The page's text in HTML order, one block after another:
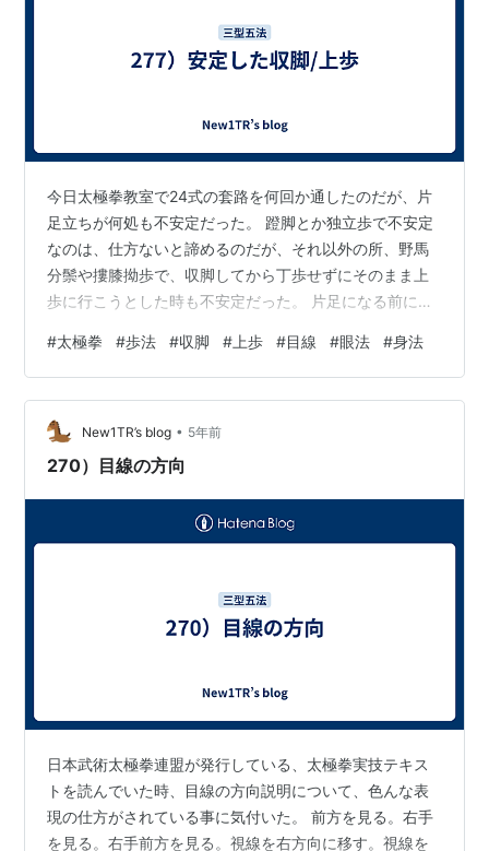
今日太極拳教室で24式の套路を何回か通したのだが、片
足立ちが何処も不安定だった。 蹬脚とか独立歩で不安定
なのは、仕方ないと諦めるのだが、それ以外の所、野馬
分鬃や摟膝拗歩で、収脚してから丁歩せずにそのまま上
歩に行こうとした時も不安定だった。 片足になる前に十
って居る積りだが、どうしても安定した収脚/上歩が出来
ない。 途中で先生から、「目線を上げて下さい、腰の位
置が足の真上に来てから片足になってください、そうす
れば、安定しますよ」と注意が有った。 これまでも、安
定した収脚/上歩をする為の注意事項はたくさん聞いた。
#太極拳 #歩法 #収脚 #上歩 #目線 #眼法 #身法
New1TR’s blog • 5年前
270）目線の方向
日本武術太極拳連盟が発行している、太極拳実技テキス
トを読んでいた時、目線の方向説明について、色んな表
現の仕方がされている事に気付いた。 前方を見る。右手
を見る。右手前方を見る。視線を右方向に移す。視線を